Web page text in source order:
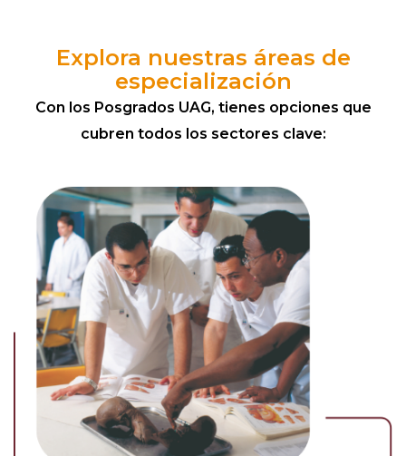
Explora nuestras áreas de
especialización
Con los Posgrados UAG, tienes opciones que
cubren todos los sectores clave: